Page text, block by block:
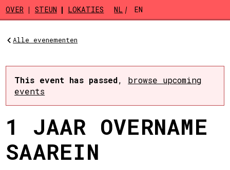
Skip to main content
OVER STEUN LOKATIES NL EN
Alle evenementen
This event has passed, browse upcoming
events
1 JAAR OVERNAME
SAAREIN